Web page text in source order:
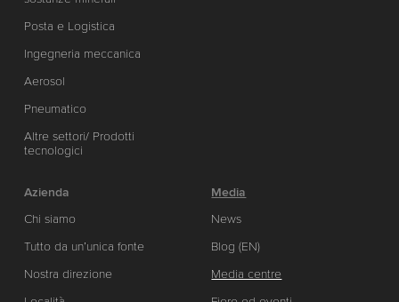
Posta e Logistica
Ingegneria meccanica
Aerosol
Pneumatico
Altre settori/ Prodotti
tecnologici
Azienda
Chi siamo
Tutto da un’unica fonte
Nostra direzione
Media
News
Blog (EN)
Media centre